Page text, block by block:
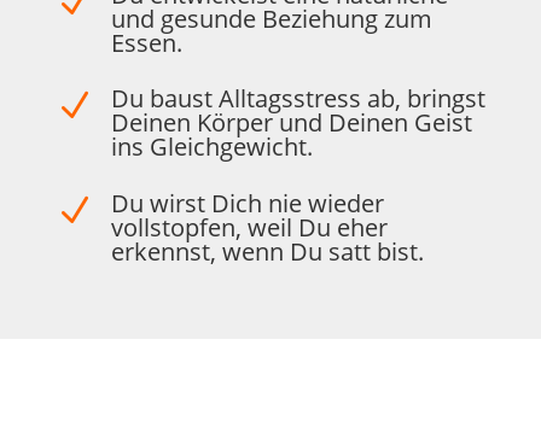
und gesunde Beziehung zum
Essen.
N Du baust Alltagsstress ab, bringst
Deinen Körper und Deinen Geist
ins Gleichgewicht.
N Du wirst Dich nie wieder
vollstopfen, weil Du eher
erkennst, wenn Du satt bist.